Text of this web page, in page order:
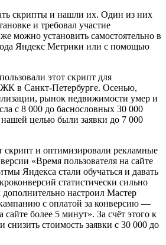
скрипты и нашли их. Один из них
и требовал участие
можно установить самостоятельно в
Яндекс Метрики или с помощью
этот скрипт для
в Санкт-Петербурге. Осенью,
рынок недвижимости умер и
с 8 000 до баснословных 30 000
целью были заявки до 7 000
и оптимизировали рекламные
«Время пользователя на сайте
Яндекса стали обучаться и давать
статистически сильно
настроил Мастер
с оплатой за конверсию —
сайте более 5 минут». За счёт этого к
снизить стоимость заявки с 30 000 до